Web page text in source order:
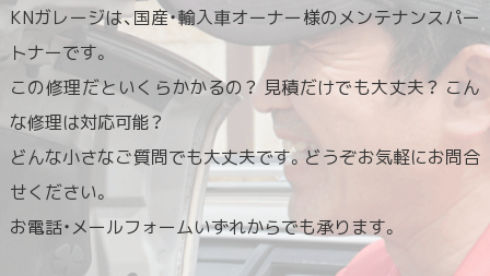
KNガレージは、国産・輸入車オーナー様のメンテナンスパー
トナーです。
この修理だといくらかかるの？ 見積だけでも大丈夫？ こん
な修理は対応可能？
どんな小さなご質問でも大丈夫です。どうぞお気軽にお問合
せください。
お電話・メールフォームいずれからでも承ります。